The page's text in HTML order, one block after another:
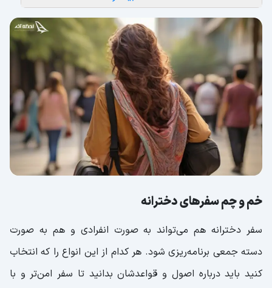
خم و چم سفرهای دخترانه
سفر دخترانه هم می‌تواند به صورت انفرادی و هم به صورت
دسته جمعی برنامه‌ریزی شود. هر کدام از این انواع را که انتخاب
کنید باید درباره اصول و قواعدشان بدانید تا سفر امن‌تر و با